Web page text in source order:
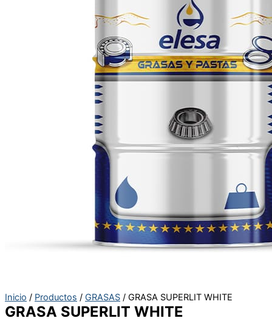
Inicio / Productos / GRASAS / GRASA SUPERLIT WHITE
GRASA SUPERLIT WHITE